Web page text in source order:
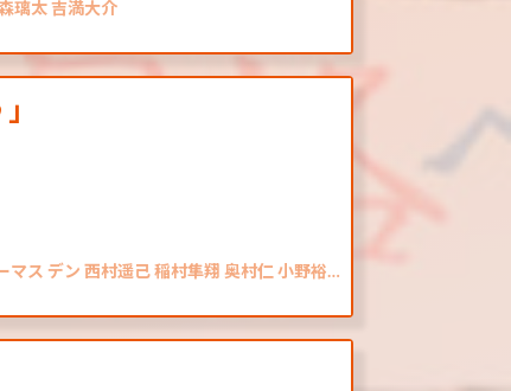
璃太 吉満大介
マス デン 西村遥己 稲村隼翔 奥村仁 小野裕…